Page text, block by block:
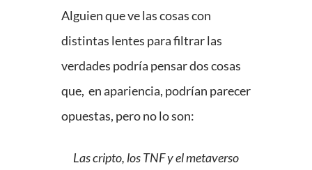
Alguien que ve las cosas con
distintas lentes para filtrar las
verdades podría pensar dos cosas
que, en apariencia, podrían parecer
opuestas, pero no lo son:
Las cripto, los TNF y el metaverso